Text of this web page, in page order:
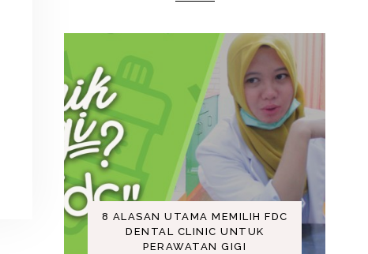
8 ALASAN UTAMA MEMILIH FDC
DENTAL CLINIC UNTUK
PERAWATAN GIGI